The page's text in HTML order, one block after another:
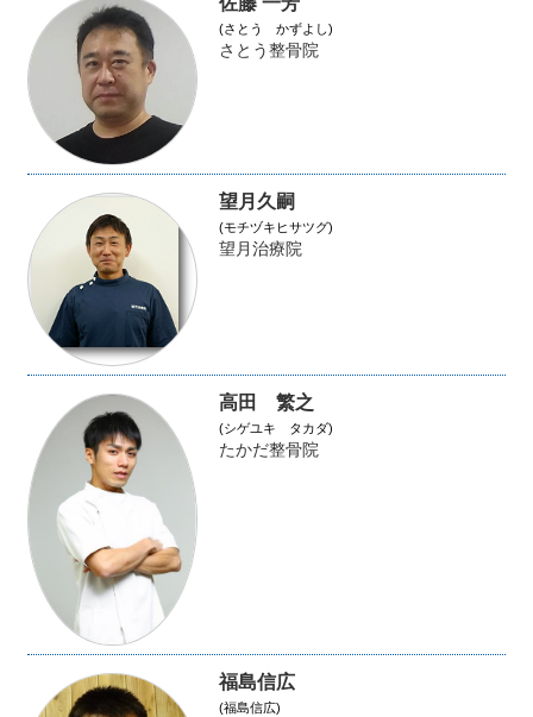
(さとう かずよし)
さとう整骨院
望月久嗣
(モチヅキヒサツグ)
望月治療院
高田 繁之
(シゲユキ タカダ)
たかだ整骨院
福島信広
(福島信広)